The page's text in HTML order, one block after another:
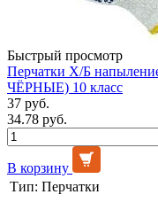
Быстрый просмотр
Перчатки Х/Б
ЧЁРНЫЕ) 10 класс
37 руб.
34.78 руб.
В корзину
Тип: Перчатки